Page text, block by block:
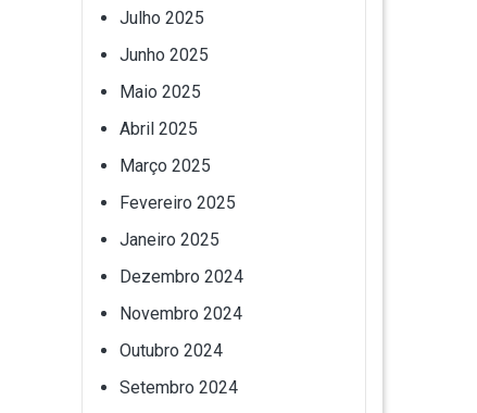
Julho 2025
Junho 2025
Maio 2025
Abril 2025
Março 2025
Fevereiro 2025
Janeiro 2025
Dezembro 2024
Novembro 2024
Outubro 2024
Setembro 2024